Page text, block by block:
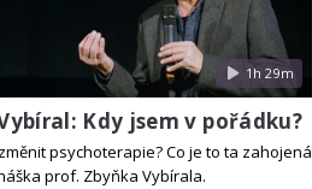
1h 29m
Kdy jsem v pořádku?
psychoterapie? Co je to ta zahojená
prof. Zbyňka Vybírala.